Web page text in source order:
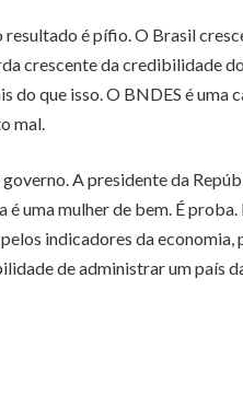
é pífio. O Brasil
crescente da credibilidade
que isso. O BNDES é uma
mal.
A presidente da
uma mulher de bem. É
indicadores da economia,
de administrar um país